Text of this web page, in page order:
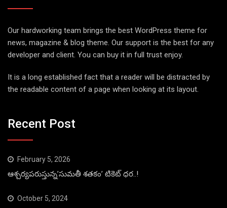
Our hardworking team brings the best WordPress theme for
news, magazine & blog theme. Our support is the best for any
developer and client. You can buy it in full trust enjoy.
It is a long established fact that a reader will be distracted by
the readable content of a page when looking at its layout.
Recent Post
February 5, 2026
ఆశ్చర్యపరుస్తున్న’సుమతీ శతకం’ టికెట్ ధర..!
October 5, 2024